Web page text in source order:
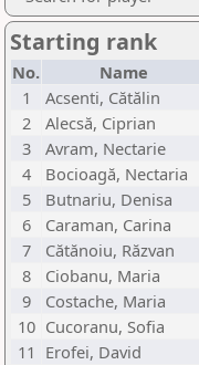
Starting rank
No. Name
1
Acsenti, Cătălin
2
Alecsă, Ciprian
3
Avram, Nectarie
4
Bocioagă, Nectaria
5
Butnariu, Denisa
6
Caraman, Carina
7
Cătănoiu, Răzvan
8
Ciobanu, Maria
9
Costache, Maria
10 Cucoranu, Sofia
11 Erofei, David